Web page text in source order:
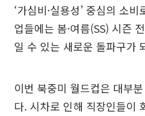
‘가심비·실용성’ 중심의 소
업들에는 봄·여름(SS) 시즌
일 수 있는 새로운 돌파구가
이번 북중미 월드컵은 대부
다. 시차로 인해 직장인들이